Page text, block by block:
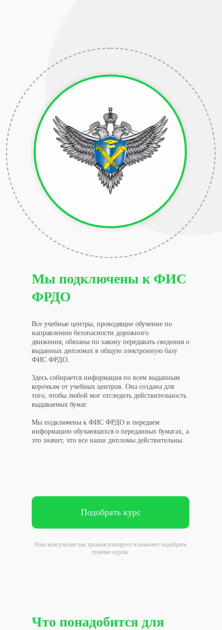
Все учебные центры, проводящие обучение по
направлению безопасности дорожного
движения, обязаны по закону передавать сведения о
выданных дипломах в общую электронную базу
ФИС ФРДО.
Здесь собирается информация по всем выданным
корочкам от учебных центров. Она создана для
того, чтобы любой мог отследить действительность
выдаваемых бумаг.
Мы подключены к ФИС ФРДО и передаем
информацию обучающихся о переданных бумагах, а
это значит, что все наши дипломы действительны.
Наш консультант вас проконсультирует и поможет подобрать
нужные курсы
Подобрать курс
Мы подключены к ФИС
ФРДО
Что понадобится для